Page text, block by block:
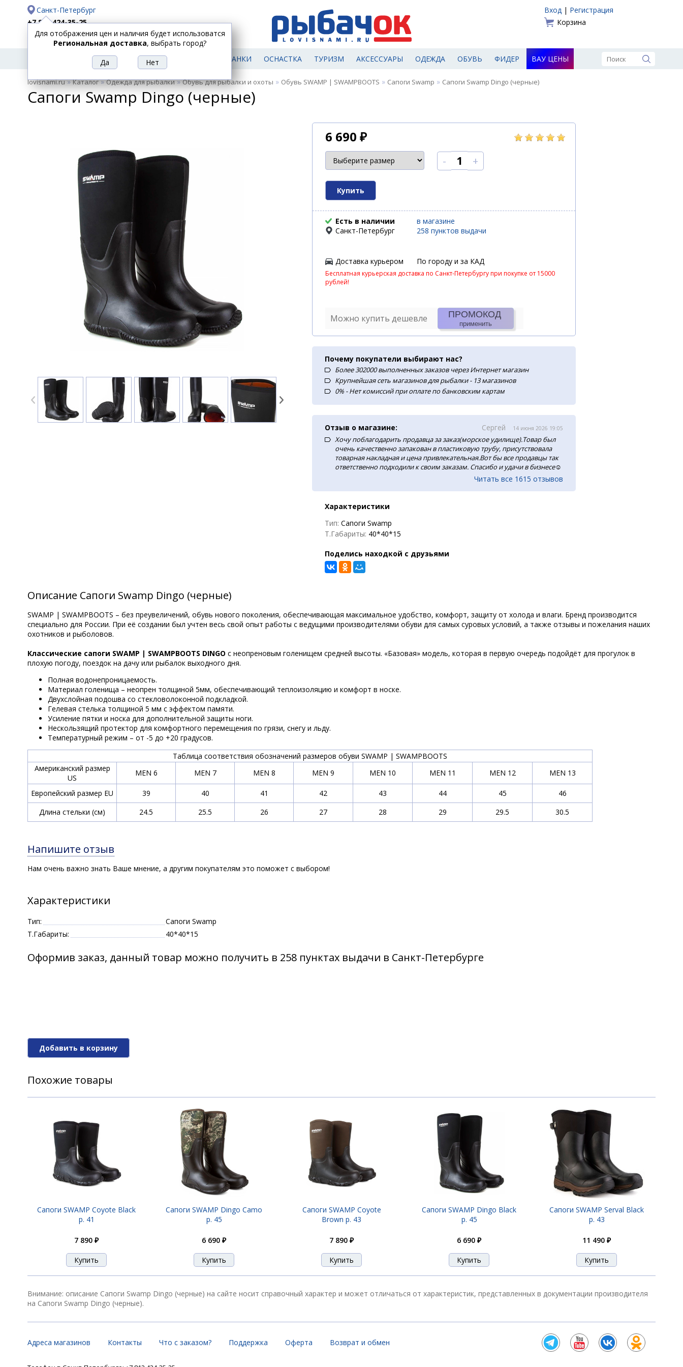
Санкт-Петербург
+7 812 424-35-25
Доставка
Оплата
Вход | Регистрация
Корзина
Для отображения цен и наличия будет использоватся
Региональная доставка, выбрать город?
РЫБОЛОВНЫЕ
ТОВАРЫ
СПИННИНГИ КАТУШКИ ПРИМАНКИ ОСНАСТКА ТУРИЗМ АКСЕССУАРЫ ОДЕЖДА ОБУВЬ ФИДЕР ВАУ ЦЕНЫ
lovisnami.ru»Каталог»Одежда для рыбалки»Обувь для рыбалки и охоты » Обувь SWAMP | SWAMPBOOTS » Сапоги Swamp » Сапоги Swamp Dingo (черные)
Сапоги Swamp Dingo (черные)
6 690 ₽
- +
Есть в наличии
в магазине
Санкт-Петербург
258 пунктов выдачи
Доставка курьером По городу и за КАД
Бесплатная курьерская доставка по Санкт-Петербургу при покупке от 15000
рублей!
Можно купить дешевле ПРОМОКОД
применить
Почему покупатели выбирают нас?
Более 302000 выполненных заказов через Интернет магазин
Крупнейшая сеть магазинов для рыбалки - 13 магазинов
0% - Нет комиссий при оплате по банковским картам
Отзыв о магазине: Сергей 14 июня 2026 19:05
Хочу поблагодарить продавца за заказ(морское удилище).Товар был
очень качественно запакован в пластиковую трубу, присутствовала
товарная накладная и цена привлекательная.Вот бы все продавцы так
ответственно подходили к своим заказам. Спасибо и удачи в бизнесе☺️
Читать все 1615 отзывов
Характеристики
Тип: Сапоги Swamp
Т.Габариты: 40*40*15
Поделись находкой с друзьями
Описание Сапоги Swamp Dingo (черные)
SWAMP | SWAMPBOOTS – без преувеличений, обувь нового поколения, обеспечивающая максимальное удобство, комфорт, защиту от холода и влаги. Бренд производится
специально для России. При её создании был учтен весь свой опыт работы с ведущими производителями обуви для самых суровых условий, а также отзывы и пожелания наших
охотников и рыболовов.
Классические сапоги SWAMP | SWAMPBOOTS DINGO с неопреновым голенищем средней высоты. «Базовая» модель, которая в первую очередь подойдёт для прогулок в
плохую погоду, поездок на дачу или рыбалок выходного дня.
Полная водонепроницаемость.
Материал голенища – неопрен толщиной 5мм, обеспечивающий теплоизоляцию и комфорт в носке.
Двухслойная подошва со стекловолоконной подкладкой.
Гелевая стелька толщиной 5 мм с эффектом памяти.
Усиление пятки и носка для дополнительной защиты ноги.
Нескользящий протектор для комфортного перемещения по грязи, снегу и льду.
Температурный режим – от -5 до +20 градусов.
Таблица соответствия обозначений размеров обуви SWAMP | SWAMPBOOTS
Американский размер
US
MEN 6 MEN 7 MEN 8 MEN 9 MEN 10 MEN 11 MEN 12 MEN 13
Европейский размер EU 39 40 41 42 43 44 45
46
Длина стельки (см)
24.5 25.5 26 27 28 29 29.5 30.5
Напишите отзыв
Нам очень важно знать Ваше мнение, а другим покупателям это поможет с выбором!
Характеристики
Тип:
Сапоги Swamp
Т.Габариты:
40*40*15
Оформив заказ, данный товар можно получить в 258 пунктах выдачи в Санкт-Петербурге
Добавить в корзину
Похожие товары
Сапоги SWAMP Coyote Black
р. 41
7 890 ₽
Сапоги SWAMP Dingo Camo
р. 45
6 690 ₽
Сапоги SWAMP Coyote
Brown р. 43
7 890 ₽
Сапоги SWAMP Dingo Black
р. 45
6 690 ₽
Сапоги SWAMP Serval Black
р. 43
11 490 ₽
Внимание: описание Сапоги Swamp Dingo (черные) на сайте носит справочный характер и может отличаться от характеристик, представленных в документации производителя
на Сапоги Swamp Dingo (черные).
Адреса магазинов Контакты Что с заказом? Поддержка Оферта Возврат и обмен